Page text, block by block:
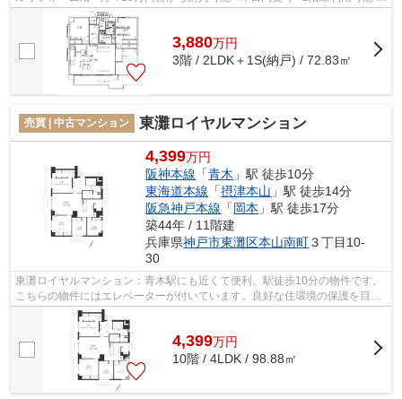
角住戸、バルコニー南東向き、陽当...
3,880万円
3階 / 2LDK＋1S(納戸) / 72.83㎡
売買 | 中古マンション 東灘ロイヤルマンション
4,399万円
阪神本線 「青木 」駅 徒歩10分
東海道本線 「摂津本山 」駅 徒歩14分
阪急神戸本線 「岡本 」駅 徒歩17分
築44年 / 11階建
兵庫県神戸市東灘区本山南町３丁目10-
30
東灘ロイヤルマンション：青木駅にも近くて便利。駅徒歩10分の物件です。
こちらの物件にはエレベーターが付いています。良好な住環境の保護を目的
とした第一種住居地域にあります。新...
4,399万円
10階 / 4LDK / 98.88㎡